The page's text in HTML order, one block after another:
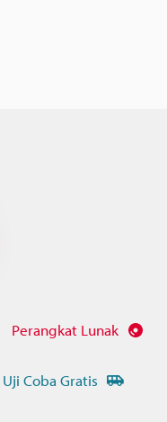
Perangkat Lunak
Coba Gratis